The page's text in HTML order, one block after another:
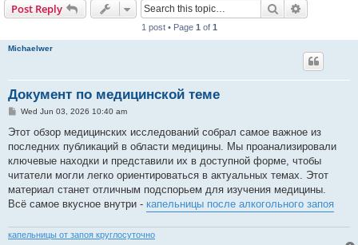
Post Reply Search
1 post • Page 1 of 1
Michaelwer
Документ по медицинской теме
P
s
Wed Jun 03, 2026 10:40 am
Этот обзор медицинских исследований собрал самое важное из
последних публикаций в области медицины. Мы проанализировали
ключевые находки и представили их в доступной форме, чтобы
читатели могли легко ориентироваться в актуальных темах. Этот
материал станет отличным подспорьем для изучения медицины.
Всё самое вкусное внутри - капельницы после алкогольного запоя
капельницы от запоя круглосуточно